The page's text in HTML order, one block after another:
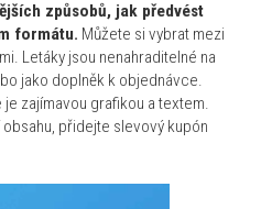
způsobů, jak předvést
formátu. Můžete si vybrat mezi
Letáky jsou nenahraditelné na
jako doplněk k objednávce.
zajímavou grafikou a textem.
přidejte slevový kupón